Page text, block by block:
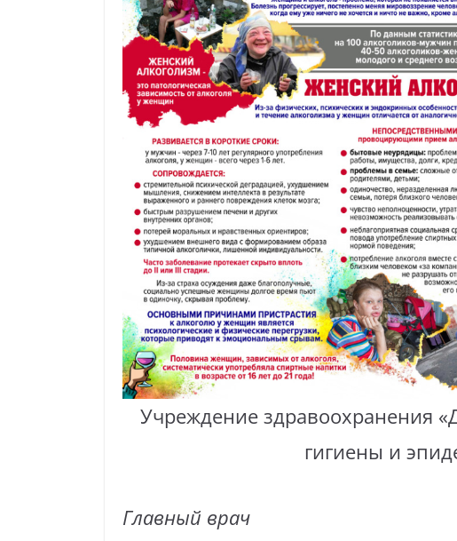
Учреждение здравоохранения
гигиены и
Главный врач